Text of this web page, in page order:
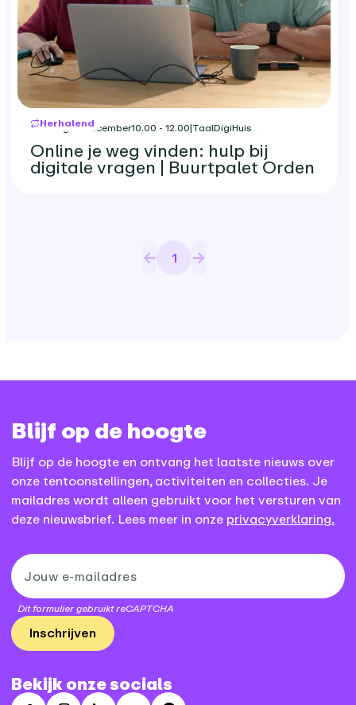
Herhalend
dinsdag 15 december10.00 - 12.00|TaalDigiHuis
Online je weg vinden: hulp bij
digitale vragen | Buurtpalet Orden
Pagina
1
Blijf op de hoogte
Blijf op de hoogte en ontvang het laatste nieuws over
onze tentoonstellingen, activiteiten en collecties. Je
mailadres wordt alleen gebruikt voor het versturen van
deze nieuwsbrief. Lees meer in onze privacyverklaring.
Dit formulier gebruikt reCAPTCHA
Inschrijven
Bekijk onze socials